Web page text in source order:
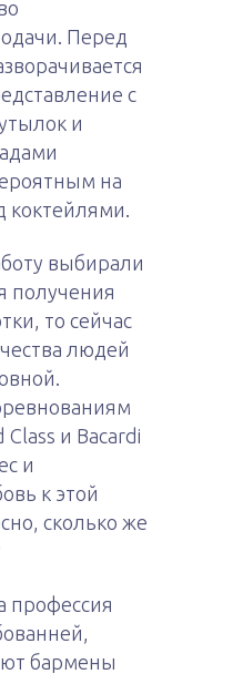
Перед
с
и
на
коктейлями.
выбирали
получения
то сейчас
людей
и Bacardi
и
к этой
сколько же
профессия
бармены